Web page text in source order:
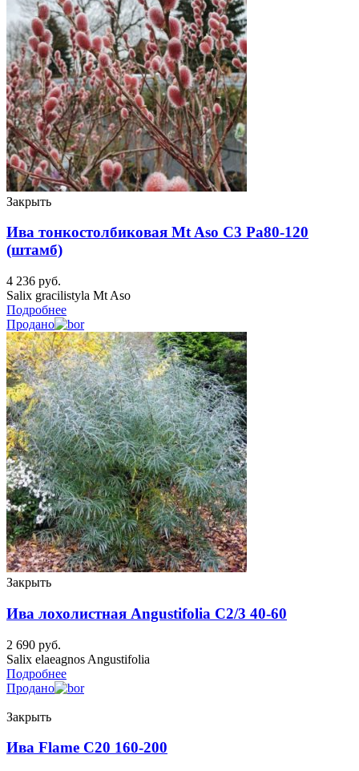
Закрыть
Ива тонкостолбиковая Mt Aso C3 Pa80-120
(штамб)
4 236 руб.
Salix gracilistyla Mt Aso
Подробнее
Продано
Закрыть
Ива лохолистная Angustifolia C2/3 40-60
2 690 руб.
Salix elaeagnos Angustifolia
Подробнее
Продано
Закрыть
Ива Flame C20 160-200